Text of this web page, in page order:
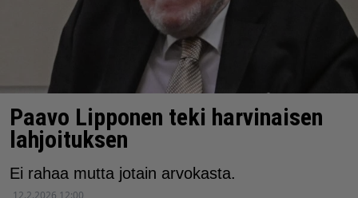
Paavo Lipponen teki harvinaisen
lahjoituksen
Ei rahaa mutta jotain arvokasta.
12.2.2026 12:00